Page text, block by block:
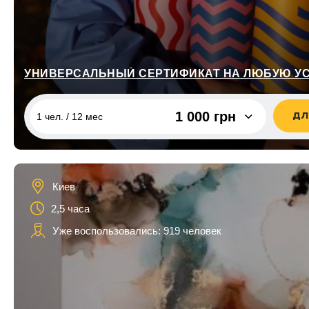
Тернополь
Ужгород
Чернигов
Для семьи
Для друзей
Для детей
для сына
для дочки
для бабушки
для кумы
1 чел. / 12 мес 1 000 грн
1 чел. / 12 мес
1 чел. / 12 мес
1 чел. / 12 мес
1 300 грн
Киев
2,5 часа
Уже воспользовались: 919 человек